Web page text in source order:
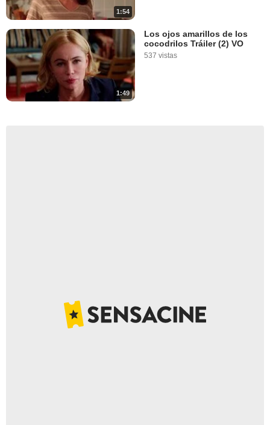
1:54
1:49
Los ojos amarillos de los
cocodrilos Tráiler (2) VO
537 vistas